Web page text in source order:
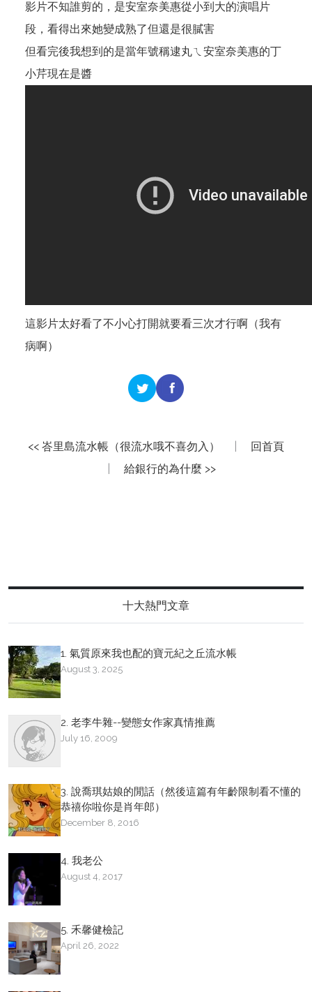
影片不知誰剪的，是安室奈美惠從小到大的演唱片
段，看得出來她變成熟了但還是很膩害
但看完後我想到的是當年號稱逮丸ㄟ安室奈美惠的丁
小芹現在是醬
這影片太好看了不小心打開就要看三次才行啊（我有
病啊）
<< 峇里島流水帳（很流水哦不喜勿入）
回首頁
給銀行的為什麼 >>
十大熱門文章
1. 氣質原來我也配的寶元紀之丘流水帳
August 3, 2025
2. 老李牛雜--變態女作家真情推薦
July 16, 2009
3. 說喬琪姑娘的閒話（然後這篇有年齡限制看不懂的
恭禧你啦你是肖年郎）
December 8, 2016
4. 我老公
August 4, 2017
5. 禾馨健檢記
April 26, 2022